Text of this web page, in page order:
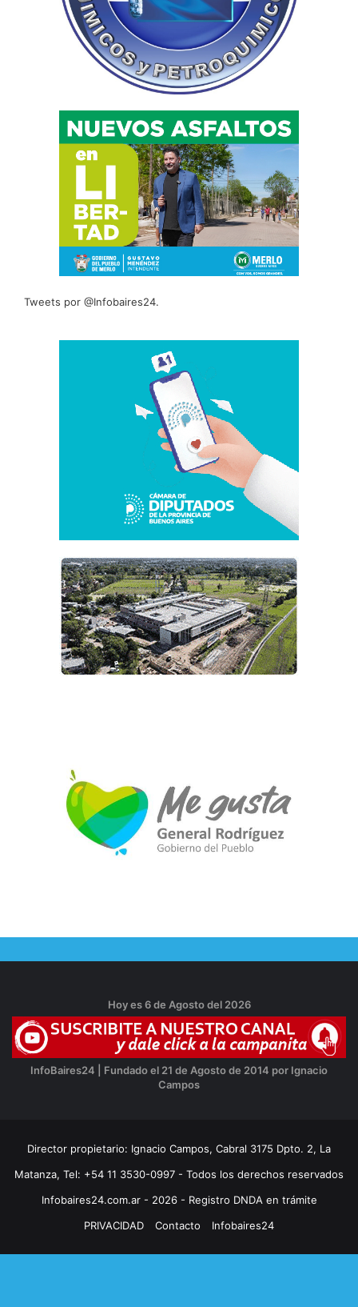
Tweets por @Infobaires24.
Hoy es 6 de Agosto del 2026
InfoBaires24 | Fundado el 21 de Agosto de 2014 por Ignacio
Campos
Director propietario: Ignacio Campos, Cabral 3175 Dpto. 2, La
Matanza, Tel: +54 11 3530-0997 - Todos los derechos reservados
Infobaires24.com.ar - 2026 - Registro DNDA en trámite
PRIVACIDAD
Contacto Infobaires24